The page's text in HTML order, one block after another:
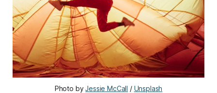
Photo by Jessie McCall / Unsplash